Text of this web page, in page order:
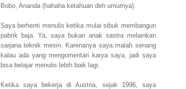
Bobo, Ananda (hahaha ketahuan deh umurnya).
Saya berhenti menulis ketika mulai sibuk membangun
pabrik baja. Ya, saya bukan anak sastra melainkan
sarjana teknik mesin. Karenanya saya malah senang
kalau ada yang mengomentari karya saya, jadi saya
bisa belajar menulis lebih baik lagi.
Ketika saya bekerja di Austria, sejak 1996, saya